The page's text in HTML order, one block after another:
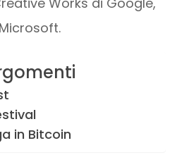
in Bitcoin